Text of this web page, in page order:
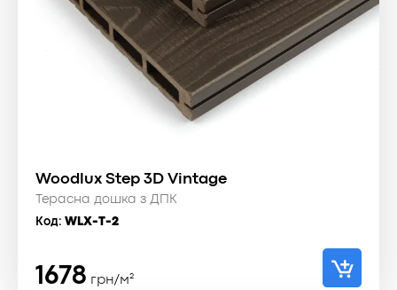
Woodlux Step 3D Vintage
Терасна дошка з ДПК
Код: WLX-T-2
1678 грн/м²